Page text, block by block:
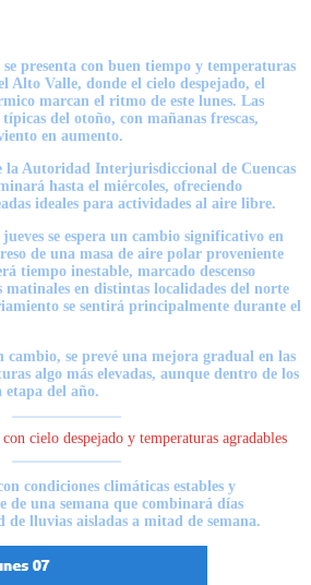
presenta con buen tiempo y temperaturas
Alto Valle, donde el cielo despejado, el
marcan el ritmo de este lunes. Las
del otoño, con mañanas frescas,
en aumento.
Autoridad Interjurisdiccional de Cuencas
hasta el miércoles, ofreciendo
ideales para actividades al aire libre.
se espera un cambio significativo en
de una masa de aire polar proveniente
tiempo inestable, marcado descenso
matinales en distintas localidades del norte
se sentirá principalmente durante el
cambio, se prevé una mejora gradual en las
algo más elevadas, aunque dentro de los
etapa del año.
cielo despejado y temperaturas agradables
condiciones climáticas estables y
de una semana que combinará días
de lluvias aisladas a mitad de semana.